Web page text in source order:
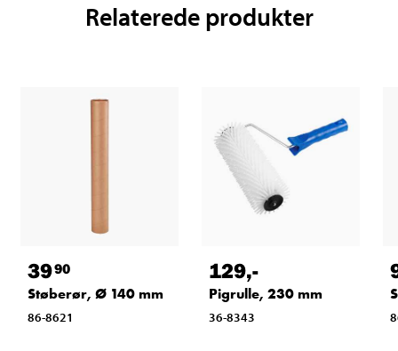
Relaterede produkter
3990
Støberør, Ø 140 mm
86-8621
129,-
Pigrulle, 230 mm
36-8343